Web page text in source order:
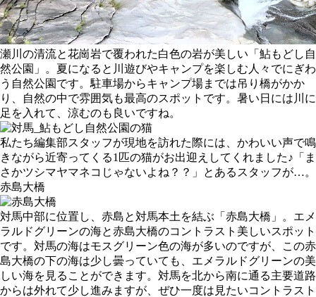
瀬川の清流と花崗岩で覆われた白色の岩が美しい「鮎もどし自
然公園」。夏になると川遊びやキャンプを楽しむ人々でにぎわ
う自然公園です。駐車場からキャンプ場までは吊り橋がかか
り、自然の中で雰囲気も最高のスポットです。暑い日には川に
足を入れて、涼むのも良いですね。
私たち編集部スタッフが現地を訪れた際には、かわいい声で鳴
きながら近寄ってくる1匹の猫がお出迎えしてくれました♪「ま
さかツシマヤマネコじゃないよね？？」とあるスタッフが…。
赤島大橋
対馬中部に位置し、赤島と対馬本土を結ぶ「赤島大橋」。エメ
ラルドグリーンの海と赤島大橋のコントラスト美しいスポット
です。対馬の海はモスグリーン色の海が多いのですが、この赤
島大橋の下の海は少し曇っていても、エメラルドグリーンの美
しい海を見ることができます。対馬を北から南に通る主要道路
からは外れて少し進みますが、ぜひ一度は見たいコントラスト